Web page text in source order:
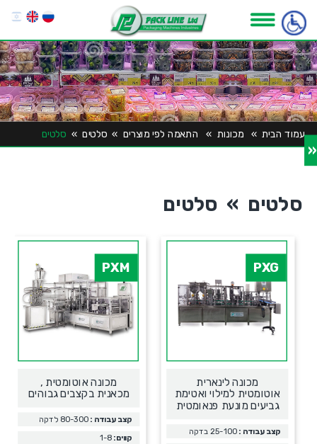
«
עמוד הבית» מכונות » התאמה לפי מוצרים » סלטים» סלטים
סלטים » סלטים
PXM
מכונה אוטומטית ,
מכאנית בקצבים גבוהים
קצב עבודה : 80-300 לדקה
קווים: 1-8
PXG
מכונה לינארית
אוטומטית למילוי ואטימת
גביעים מונעת פנאומטית
קצב עבודה : 25-100 בדקה